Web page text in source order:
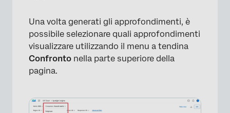
Una volta generati gli approfondimenti, è
possibile selezionare quali approfondimenti
visualizzare utilizzando il menu a tendina
Confronto nella parte superiore della
pagina.